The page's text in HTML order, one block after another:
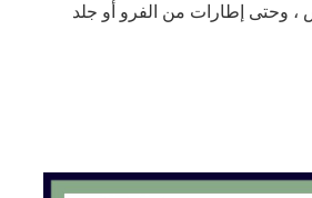
، وحتى إطارات من الفرو أو جلد